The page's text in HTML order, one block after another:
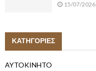
15/07/2026
ΚΑΤΗΓΟΡΙΕΣ
AYTOKINHTO